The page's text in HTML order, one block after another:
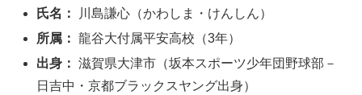
氏名：
川島謙心（かわしま・けんしん）
所属： 龍谷大付属平安高校（3年）
出身： 滋賀県大津市（坂本スポーツ少年団野球部－
日吉中・京都ブラックスヤング出身）